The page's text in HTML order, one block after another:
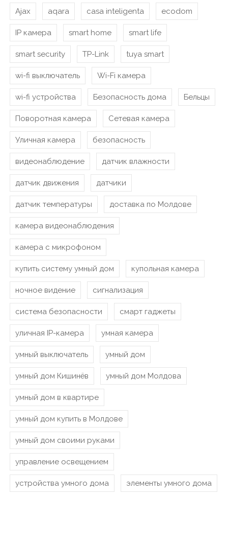
Ajax aqara casa inteligenta ecodom
IP камера smart home smart life
smart security TP-Link tuya smart
wi-fi выключатель Wi-Fi камера
wi-fi устройства Безопасность дома Бельцы
Поворотная камера Сетевая камера
Уличная камера безопасность
видеонаблюдение датчик влажности
датчик движения датчики
датчик температуры доставка по Молдове
камера видеонаблюдения
камера с микрофоном
купить систему умный дом купольная камера
ночное видение сигнализация
система безопасности смарт гаджеты
уличная IP-камера умная камера
умный выключатель умный дом
умный дом Кишинёв умный дом Молдова
умный дом в квартире
умный дом купить в Молдове
умный дом своими руками
управление освещением
устройства умного дома элементы умного дома